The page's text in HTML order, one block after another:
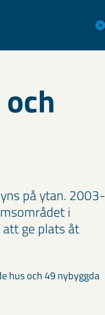
på ytan. 2003-
i
ge plats åt
hus och 49 nybyggda